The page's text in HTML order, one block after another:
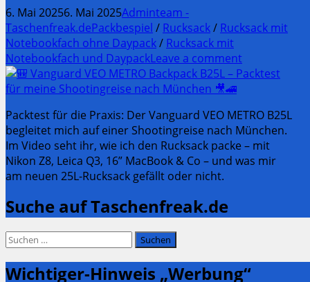
6. Mai 20256. Mai 2025Adminteam -
Taschenfreak.dePackbespiel / Rucksack/ Rucksack mit
Notebookfach ohne Daypack/ Rucksack mit
Notebookfach und DaypackLeave a comment
Packtest für die Praxis: Der Vanguard VEO METRO B25L
begleitet mich auf einer Shootingreise nach München.
Im Video seht ihr, wie ich den Rucksack packe – mit
Nikon Z8, Leica Q3, 16” MacBook & Co – und was mir
am neuen 25L-Rucksack gefällt oder nicht.
Suche auf Taschenfreak.de
Suchen
Wichtiger-Hinweis „Werbung“